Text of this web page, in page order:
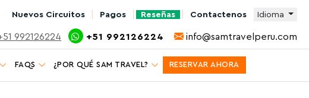
Nuevos Circuitos Pagos Reseñas Contactenos Idioma
992126224 +51 992126224 info@samtravelperu.com
FAQS ¿POR QUÉ SAM TRAVEL? RESERVAR AHORA